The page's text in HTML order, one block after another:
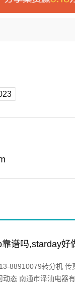
谱吗,starday好
88910079转分机
动态 南通市泽汕电器